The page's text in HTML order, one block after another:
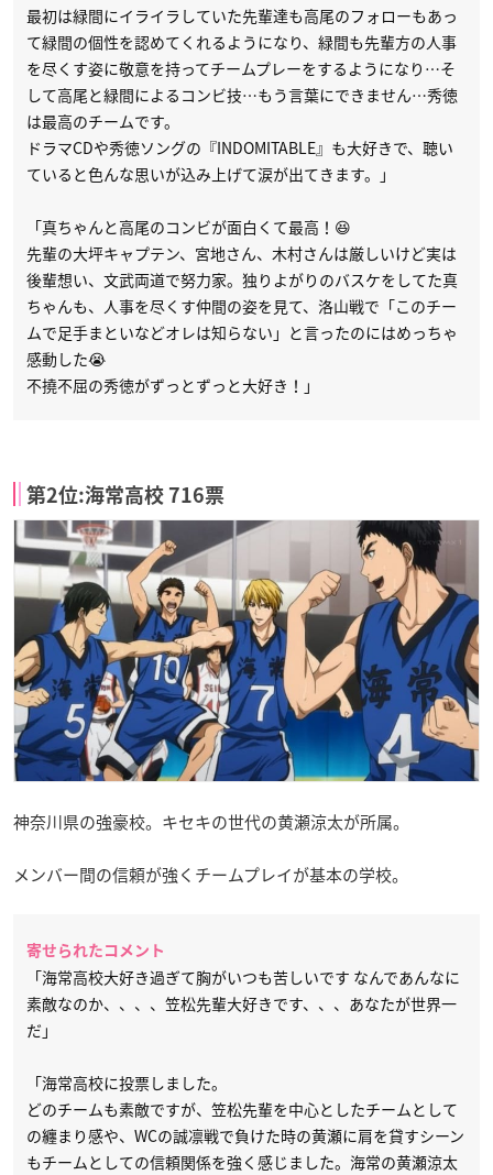
最初は緑間にイライラしていた先輩達も高尾のフォローもあっ
て緑間の個性を認めてくれるようになり、緑間も先輩方の人事
を尽くす姿に敬意を持ってチームプレーをするようになり…そ
して高尾と緑間によるコンビ技…もう言葉にできません…秀徳
は最高のチームです。
ドラマCDや秀徳ソングの『INDOMITABLE』も大好きで、聴い
ていると色んな思いが込み上げて涙が出てきます。」
「真ちゃんと高尾のコンビが面白くて最高！😆
先輩の大坪キャプテン、宮地さん、木村さんは厳しいけど実は
後輩想い、文武両道で努力家。独りよがりのバスケをしてた真
ちゃんも、人事を尽くす仲間の姿を見て、洛山戦で「このチー
ムで足手まといなどオレは知らない」と言ったのにはめっちゃ
感動した😭
不撓不屈の秀徳がずっとずっと大好き！」
第2位:海常高校 716票
神奈川県の強豪校。キセキの世代の黄瀬涼太が所属。
メンバー間の信頼が強くチームプレイが基本の学校。
寄せられたコメント
「海常高校大好き過ぎて胸がいつも苦しいです なんであんなに
素敵なのか、、、、笠松先輩大好きです、、、あなたが世界一
だ」
「海常高校に投票しました。
どのチームも素敵ですが、笠松先輩を中心としたチームとして
の纏まり感や、WCの誠凛戦で負けた時の黄瀬に肩を貸すシーン
もチームとしての信頼関係を強く感じました。海常の黄瀬涼太